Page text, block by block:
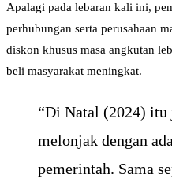
Apalagi pada lebaran kali ini,
perhubungan serta perusahaan
diskon khusus masa angkutan
beli masyarakat meningkat.
“Di Natal (2024)
melonjak dengan
pemerintah. Sama